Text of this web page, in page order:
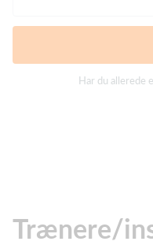
Har du allerede
Trænere/